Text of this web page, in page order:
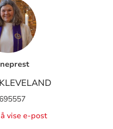
vise e-post